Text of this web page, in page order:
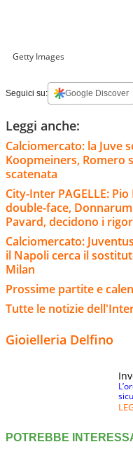
Getty Images
Seguici su: Google Discover
Leggi anche:
Calciomercato: la Juve
Koopmeiners, Romero
scatenata
City-Inter PAGELLE:
double-face,
Pavard, decidono i
Calciomercato:
il Napoli cerca il
Milan
Prossime partite e
Tutte le notizie
Gioielleria Delfino